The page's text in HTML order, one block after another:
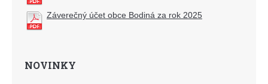
Záverečný účet obce Bodiná za rok 2025
NOVINKY